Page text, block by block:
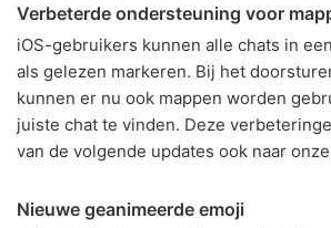
Verbeterde ondersteuning voor
iOS-gebruikers kunnen alle chats in
als gelezen markeren. Bij het
kunnen er nu ook mappen worden
juiste chat te vinden. Deze
van de volgende updates ook naar
Nieuwe geanimeerde emoji